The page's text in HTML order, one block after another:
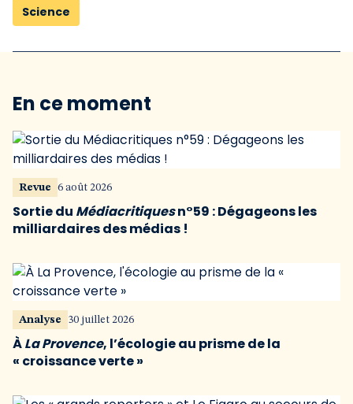
Science
En ce moment
Revue 6 août 2026
Sortie du Médiacritiquesn°59 : Dégageons les
milliardaires des médias !
Analyse 30 juillet 2026
ÀLa Provence, l’écologie au prisme de la
« croissance verte »